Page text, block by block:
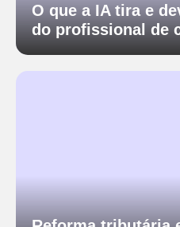
O que a IA tira e
do profissional de